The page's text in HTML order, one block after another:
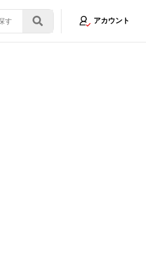
アカウント
まった物語の魅力